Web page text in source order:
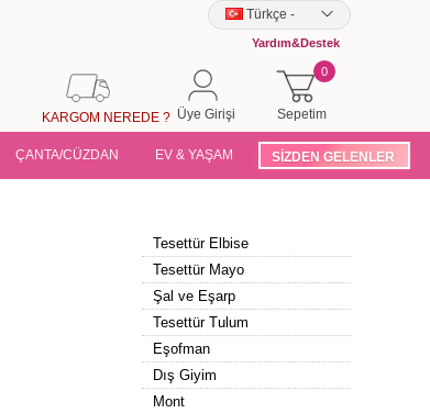
Türkçe -
Yardım&Destek
Sepetim
0
Üye Girişi
KARGOM NEREDE ?
ÇANTA/CÜZDAN EV & YAŞAM SİZDEN GELENLER
Tesettür Elbise
Tesettür Mayo
Şal ve Eşarp
Tesettür Tulum
Eşofman
Dış Giyim
Mont